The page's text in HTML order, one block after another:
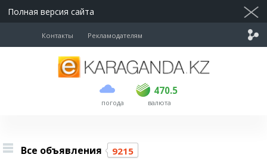
Полная версия сайта
Контакты Рекламодателям
погода
470.5
покупка продажа
USD 469 470.5
EUR валюта
Все объявления 9215